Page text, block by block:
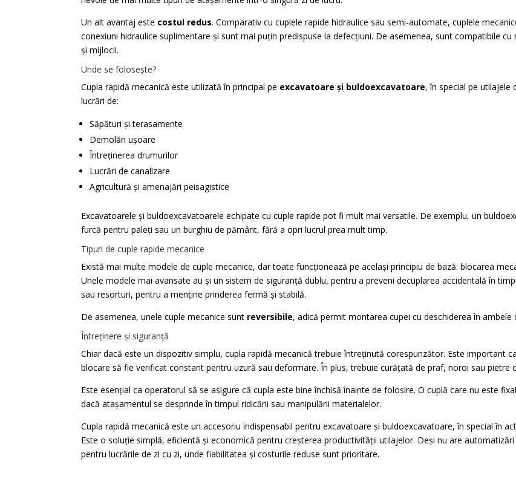
Un alt avantaj este costul redus. Comparativ cu cuplele rapide hidraulice sau semi-automate, cuplele
conexiuni hidraulice suplimentare și sunt mai puțin predispuse la defecțiuni. De asemenea, sunt compatibile
și mijlocii.
Unde se folosește?
Cupla rapidă mecanică este utilizată în principal pe excavatoare și buldoexcavatoare, în special pe utilajele
lucrări de:
Săpături și terasamente
Demolări ușoare
Întreținerea drumurilor
Lucrări de canalizare
Agricultură și amenajări peisagistice
Excavatoarele și buldoexcavatoarele echipate cu cuple rapide pot fi mult mai versatile. De exemplu, un
furcă pentru paleți sau un burghiu de pământ, fără a opri lucrul prea mult timp.
Tipuri de cuple rapide mecanice
Există mai multe modele de cuple mecanice, dar toate funcționează pe același principiu de bază: blocarea
Unele modele mai avansate au și un sistem de siguranță dublu, pentru a preveni decuplarea accidentală în
sau resorturi, pentru a menține prinderea fermă și stabilă.
De asemenea, unele cuple mecanice sunt reversibile, adică permit montarea cupei cu deschiderea în
Întreținere și siguranță
Chiar dacă este un dispozitiv simplu, cupla rapidă mecanică trebuie întreținută corespunzător. Este important
blocare să fie verificat constant pentru uzură sau deformare. În plus, trebuie curățată de praf, noroi sau pietre
Este esențial ca operatorul să se asigure că cupla este bine închisă înainte de folosire. O cuplă care nu este
dacă atașamentul se desprinde în timpul ridicării sau manipulării materialelor.
Cupla rapidă mecanică este un accesoriu indispensabil pentru excavatoare și buldoexcavatoare, în special în
Este o soluție simplă, eficientă și economică pentru creșterea productivității utilajelor. Deși nu are
pentru lucrările de zi cu zi, unde fiabilitatea și costurile reduse sunt prioritare.